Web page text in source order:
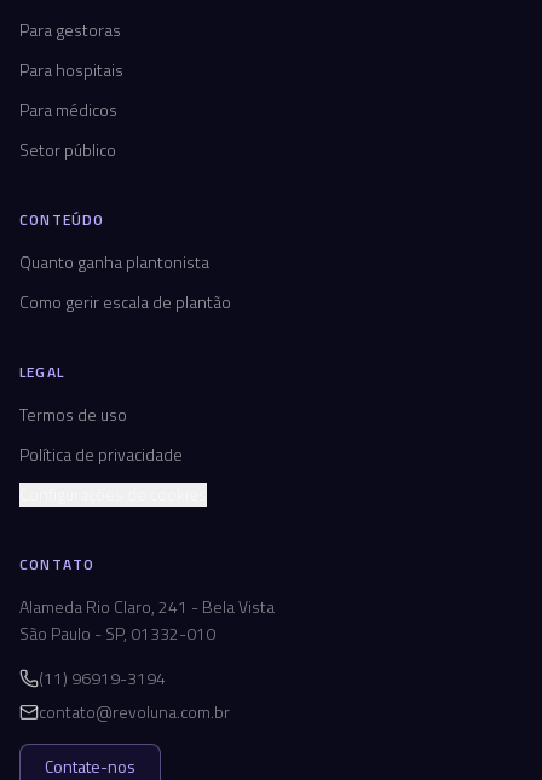
Para gestoras
Para hospitais
Para médicos
Setor público
CONTEÚDO
Quanto ganha plantonista
Como gerir escala de plantão
LEGAL
Termos de uso
Política de privacidade
CONTATO
Alameda Rio Claro, 241 - Bela Vista
São Paulo - SP, 01332-010
(11) 96919-3194
contato@revoluna.com.br
Contate-nos